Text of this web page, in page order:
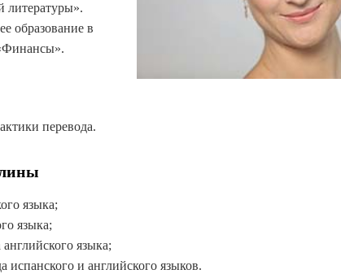
литературы».
образование в
перевода.
языка;
языка;
языка;
испанского и английского языков.